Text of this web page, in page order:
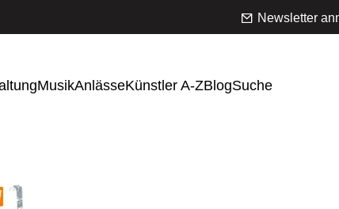
Newsletter
MusikAnlässeKünstler A-ZBlogSuche